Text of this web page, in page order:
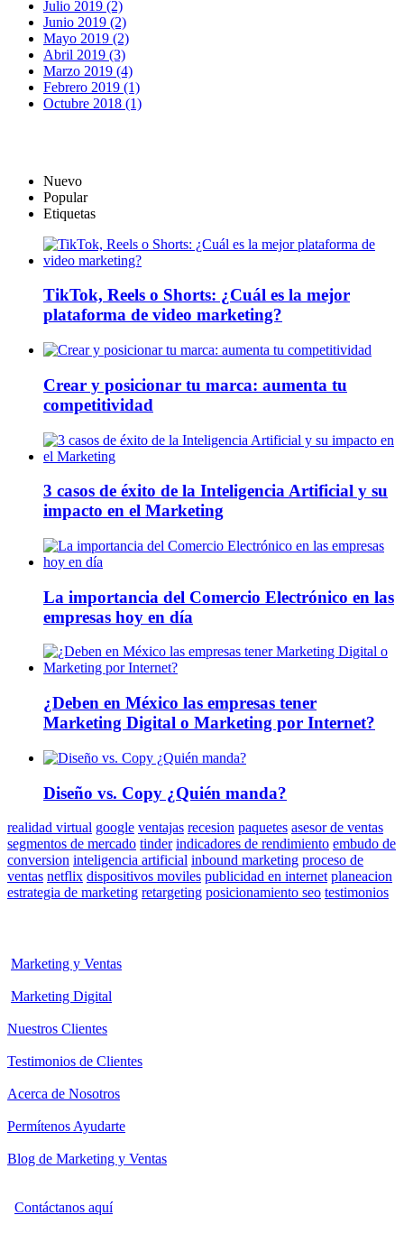
Julio 2019 (2)
Junio 2019 (2)
Mayo 2019 (2)
Abril 2019 (3)
Marzo 2019 (4)
Febrero 2019 (1)
Octubre 2018 (1)
Nuevo
Popular
Etiquetas
TikTok, Reels o Shorts: ¿Cuál es la mejor
plataforma de video marketing?
Crear y posicionar tu marca: aumenta tu
competitividad
3 casos de éxito de la Inteligencia Artificial y su
impacto en el Marketing
La importancia del Comercio Electrónico en las
empresas hoy en día
¿Deben en México las empresas tener
Marketing Digital o Marketing por Internet?
Diseño vs. Copy ¿Quién manda?
realidad virtual google ventajas recesion paquetes asesor de ventas
segmentos de mercado tinder indicadores de rendimiento embudo de
conversion inteligencia artificial inbound marketing proceso de
ventas netflix dispositivos moviles publicidad en internet planeacion
estrategia de marketing retargeting posicionamiento seo testimonios
Marketing y Ventas
Marketing Digital
Nuestros Clientes
Testimonios de Clientes
Acerca de Nosotros
Permítenos Ayudarte
Blog de Marketing y Ventas
Contáctanos aquí